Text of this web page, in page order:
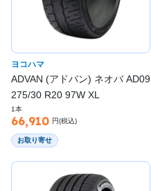
ヨコハマ
ADVAN (アドバン) ネオバ AD09
275/30 R20 97W XL
1本
66,910 円(税込)
お取り寄せ